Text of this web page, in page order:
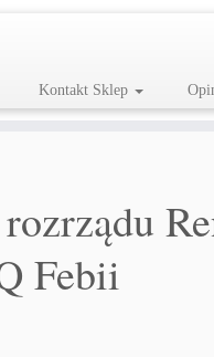
Kontakt Sklep
rozrządu
Febii